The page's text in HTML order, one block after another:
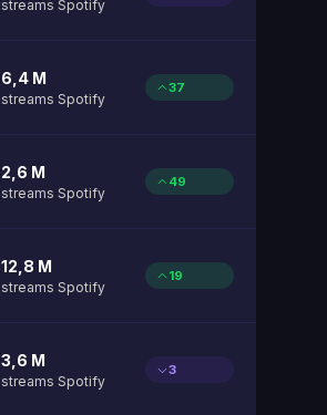
streams Spotify
6,4 M
streams Spotify
37
2,6 M
streams Spotify
49
12,8 M
streams Spotify
19
3,6 M
streams Spotify
3